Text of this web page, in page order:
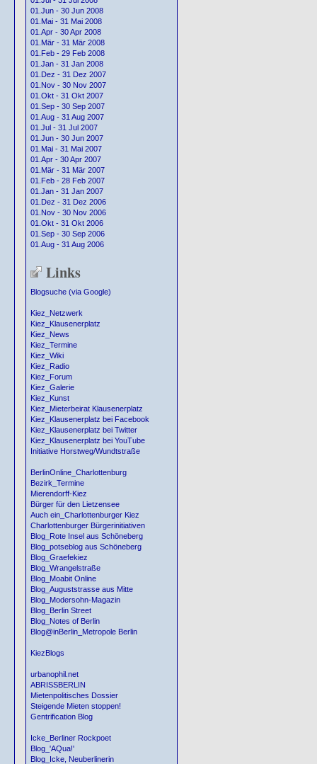
01.Jun - 30 Jun 2008
01.Mai - 31 Mai 2008
01.Apr - 30 Apr 2008
01.Mär - 31 Mär 2008
01.Feb - 29 Feb 2008
01.Jan - 31 Jan 2008
01.Dez - 31 Dez 2007
01.Nov - 30 Nov 2007
01.Okt - 31 Okt 2007
01.Sep - 30 Sep 2007
01.Aug - 31 Aug 2007
01.Jul - 31 Jul 2007
01.Jun - 30 Jun 2007
01.Mai - 31 Mai 2007
01.Apr - 30 Apr 2007
01.Mär - 31 Mär 2007
01.Feb - 28 Feb 2007
01.Jan - 31 Jan 2007
01.Dez - 31 Dez 2006
01.Nov - 30 Nov 2006
01.Okt - 31 Okt 2006
01.Sep - 30 Sep 2006
01.Aug - 31 Aug 2006
Links
Blogsuche (via Google)
Kiez_Netzwerk
Kiez_Klausenerplatz
Kiez_News
Kiez_Termine
Kiez_Wiki
Kiez_Radio
Kiez_Forum
Kiez_Galerie
Kiez_Kunst
Kiez_Mieterbeirat Klausenerplatz
Kiez_Klausenerplatz bei Facebook
Kiez_Klausenerplatz bei Twitter
Kiez_Klausenerplatz bei YouTube
Initiative Horstweg/Wundtstraße
BerlinOnline_Charlottenburg
Bezirk_Termine
Mierendorff-Kiez
Bürger für den Lietzensee
Auch ein_Charlottenburger Kiez
Charlottenburger Bürgerinitiativen
Blog_Rote Insel aus Schöneberg
Blog_potseblog aus Schöneberg
Blog_Graefekiez
Blog_Wrangelstraße
Blog_Moabit Online
Blog_Auguststrasse aus Mitte
Blog_Modersohn-Magazin
Blog_Berlin Street
Blog_Notes of Berlin
Blog@inBerlin_Metropole Berlin
KiezBlogs
urbanophil.net
ABRISSBERLIN
Mietenpolitisches Dossier
Steigende Mieten stoppen!
Gentrification Blog
Icke_Berliner Rockpoet
Blog_'AQua!'
Blog_Icke, Neuberlinerin